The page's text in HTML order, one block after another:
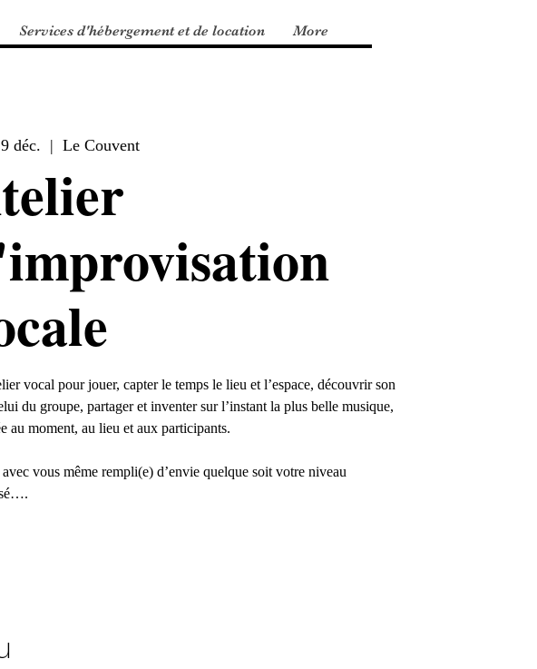
Services d'hébergement et de location More
déc.
  |
Le Couvent
vocal pour jouer, capter le temps le lieu et l’espace, découvrir son
du groupe, partager et inventer sur l’instant la plus belle musique,
au moment, au lieu et aux participants.
avec vous même rempli(e) d’envie quelque soit votre niveau